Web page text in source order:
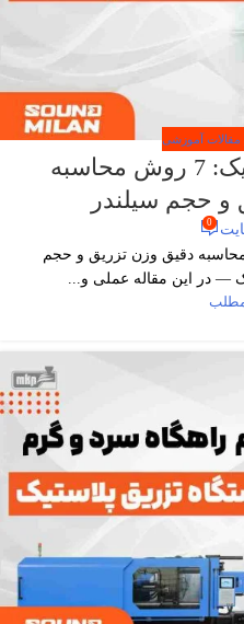
مقالات آموزشی
دستگاه تزریق پلاستیک: 7 روش محاسبه
و حجم سیلندر
0
پلاستیک: 7 روش محاسبه دقیق وزن تزریق و حجم
— در این مقاله عملی و...
مطلب